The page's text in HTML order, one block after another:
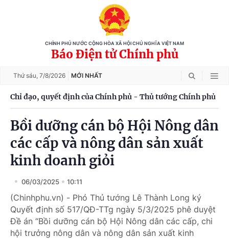
CHÍNH PHỦ NƯỚC CỘNG HÒA XÃ HỘI CHỦ NGHĨA VIỆT NAM
Báo Điện tử Chính phủ
Thứ sáu, 7/8/2026 MỚI NHẤT
Chỉ đạo, quyết định của Chính phủ - Thủ tướng Chính phủ
Bồi dưỡng cán bộ Hội Nông dân
các cấp và nông dân sản xuất
kinh doanh giỏi
06/03/2025 10:11
(Chinhphu.vn) - Phó Thủ tướng Lê Thành Long ký
Quyết định số 517/QĐ-TTg ngày 5/3/2025 phê duyệt
Đề án “Bồi dưỡng cán bộ Hội Nông dân các cấp, chi
hội trưởng nông dân và nông dân sản xuất kinh